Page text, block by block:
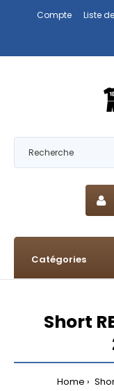
Compte Liste
Catégories
Short
Home